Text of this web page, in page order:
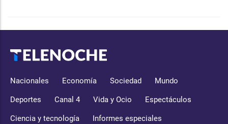
Nacionales Economía Sociedad Mundo
Deportes Canal 4 Vida y Ocio Espectáculos
Ciencia y tecnología Informes especiales